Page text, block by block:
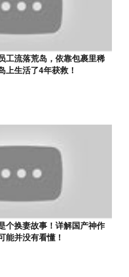
工流落荒岛，依靠包裹里稀
上生活了4年获救！
个换妻故事！详解国产神作
能并没有看懂！